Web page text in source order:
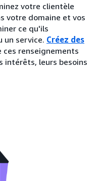
votre clientèle
votre domaine et vos
ce qu'ils
un service. Créez des
ces renseignements
intérêts, leurs besoins